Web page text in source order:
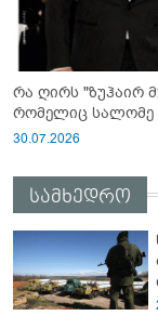
რა ღირს "ზუჰაირ მურადის" ულამაზესი საქორწინო კაბა,
რომელიც სალომე
30.07.2026
სამხედრო